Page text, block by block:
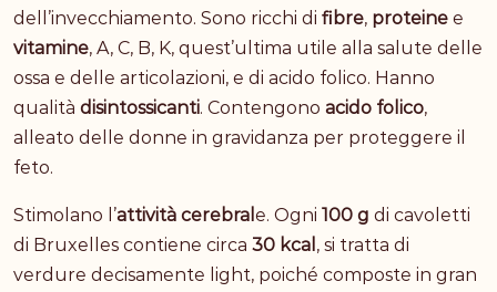
dell’invecchiamento. Sono ricchi di fibre, proteine e
vitamine, A, C, B, K, quest’ultima utile alla salute delle
ossa e delle articolazioni, e di acido folico. Hanno
qualità disintossicanti. Contengono acido folico,
alleato delle donne in gravidanza per proteggere il
feto.
Stimolano l’attività cerebral e. Ogni 100 g di cavoletti
di Bruxelles contiene circa 30 kcal , si tratta di
verdure decisamente light, poiché composte in gran